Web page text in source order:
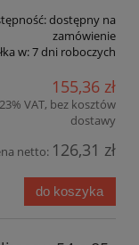
dostępny na
zamówienie
w:7 dni roboczych
155,36 zł
VAT, bez kosztów
dostawy
netto: 126,31 zł
do koszyka